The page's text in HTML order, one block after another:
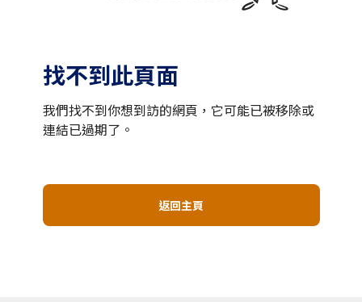
找不到此頁面
我們找不到你想到訪的網頁，它可能已被移除或
連結已過期了。
返回主頁